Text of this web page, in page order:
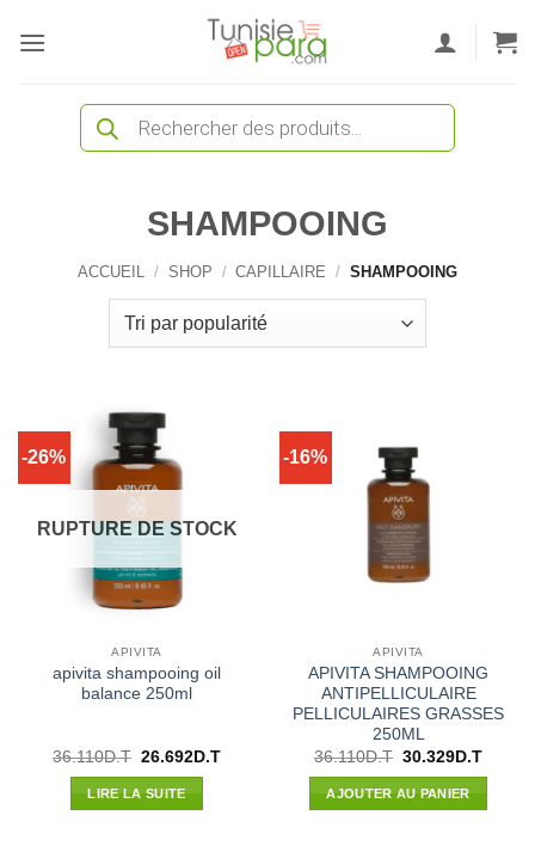
Recherche
produits
SHAMPOOING
ACCUEIL / SHOP / CAPILLAIRE / SHAMPOOING
-26%
RUPTURE DE STOCK
APIVITA
apivita shampooing oil
balance 250ml
36.110D.T Le
initial
était :
26.692D.TLe
LIRE LA SUITE
-16%
APIVITA
APIVITA SHAMPOOING
ANTIPELLICULAIRE
PELLICULAIRES GRASSES
250ML
36.110D.T Le
initial
était :
30.329D.TLe
AJOUTER AU PANIER